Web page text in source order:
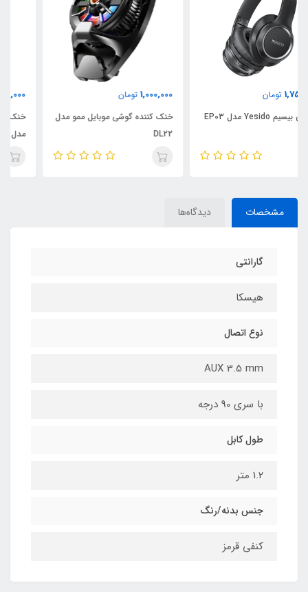
1,000,000
خنک کننده گوشی موبایل ممو مدل
1,100,000
خنک کننده گوشی موبایل MEMO
مشخصات دیدگاه‌ها
گارانتی
هیسکا
نوع اتصال
AUX 3.5 mm
با سری 90 درجه
طول کابل
1.2 متر
جنس بدنه/رنگ
کنفی قرمز